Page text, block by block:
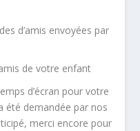
d’amis envoyées par
de votre enfant
d’écran pour votre
été demandée par nos
merci encore pour